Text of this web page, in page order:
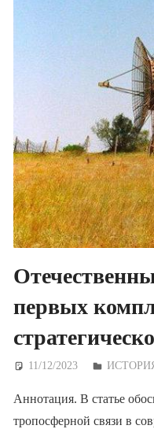
первых
11/12/2023
Аннотация. В статье
тропосферной связи в